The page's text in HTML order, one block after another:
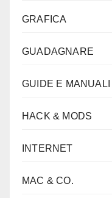
GRAFICA
GUADAGNARE
GUIDE E MANUALI
HACK & MODS
INTERNET
MAC & CO.